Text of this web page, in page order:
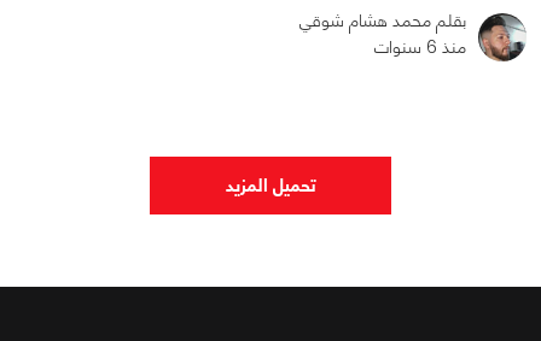
بقلم محمد هشام شوقي
منذ 6 سنوات
تحميل المزيد